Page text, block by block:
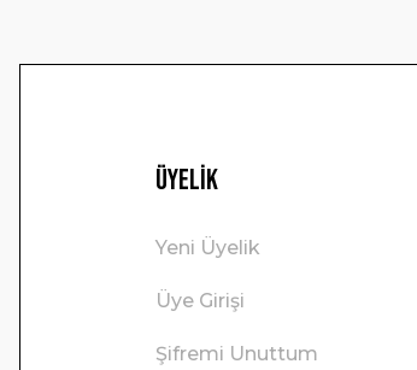
Üyelik
Yeni Üyelik
Üye Girişi
Şifremi Unuttum